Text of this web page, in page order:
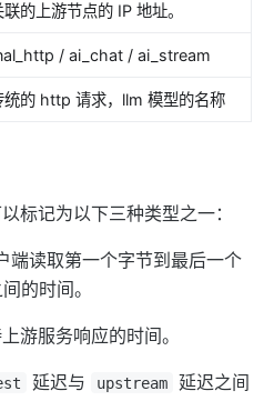
的上游节点的 IP 地址。
/ ai_chat / ai_stream
统的 http 请求，llm 模型的名称
标记为以下三种类型之一：
端读取第一个字节到最后一个
的时间。
游服务响应的时间。
延迟与 upstream
延迟之间